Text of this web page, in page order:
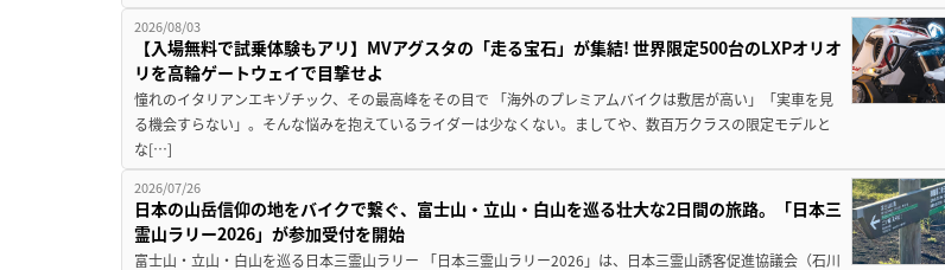
2026/08/03
【入場無料で試乗体験もアリ】MVアグスタの「走る宝石」が集結! 世界限定500台のLXPオリオ
リを高輪ゲートウェイで目撃せよ
憧れのイタリアンエキゾチック、その最高峰をその目で 「海外のプレミアムバイクは敷居が高い」「実車を見
る機会すらない」。そんな悩みを抱えているライダーは少なくない。ましてや、数百万クラスの限定モデルと
な[…]
2026/07/26
日本の山岳信仰の地をバイクで繋ぐ、富士山・立山・白山を巡る壮大な2日間の旅路。「日本三
霊山ラリー2026」が参加受付を開始
富士山・立山・白山を巡る日本三霊山ラリー 「日本三霊山ラリー2026」は、日本三霊山誘客促進協議会（石川